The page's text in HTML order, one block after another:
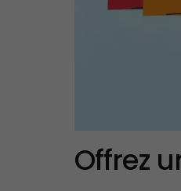
Offrez